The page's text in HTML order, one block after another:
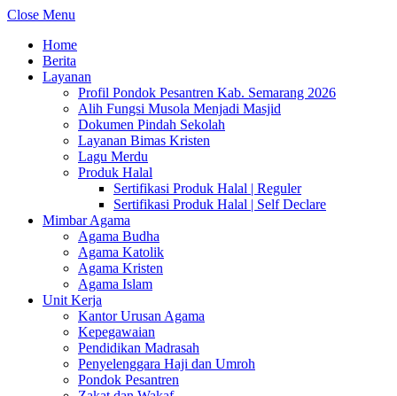
Close Menu
Home
Berita
Layanan
Profil Pondok Pesantren Kab. Semarang 2026
Alih Fungsi Musola Menjadi Masjid
Dokumen Pindah Sekolah
Layanan Bimas Kristen
Lagu Merdu
Produk Halal
Sertifikasi Produk Halal | Reguler
Sertifikasi Produk Halal | Self Declare
Mimbar Agama
Agama Budha
Agama Katolik
Agama Kristen
Agama Islam
Unit Kerja
Kantor Urusan Agama
Kepegawaian
Pendidikan Madrasah
Penyelenggara Haji dan Umroh
Pondok Pesantren